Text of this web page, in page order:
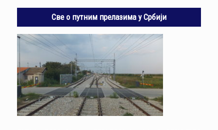
Све о путним прелазима у Србији